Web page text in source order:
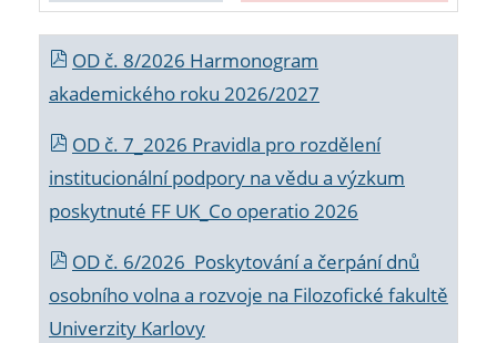
OD č. 8/2026 Harmonogram
akademického roku 2026/2027
OD č. 7_2026 Pravidla pro rozdělení
institucionální podpory na vědu a výzkum
poskytnuté FF UK_Co operatio 2026
OD č. 6/2026 Poskytování a čerpání dnů
osobního volna a rozvoje na Filozofické fakultě
Univerzity Karlovy